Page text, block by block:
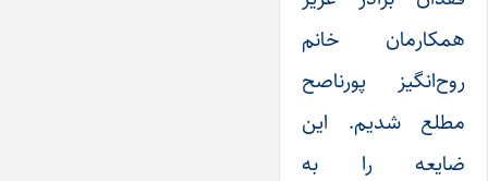
همکارمان خانم
روح‌انگیز پورناصح
مطلع شدیم. این
ضایعه را به